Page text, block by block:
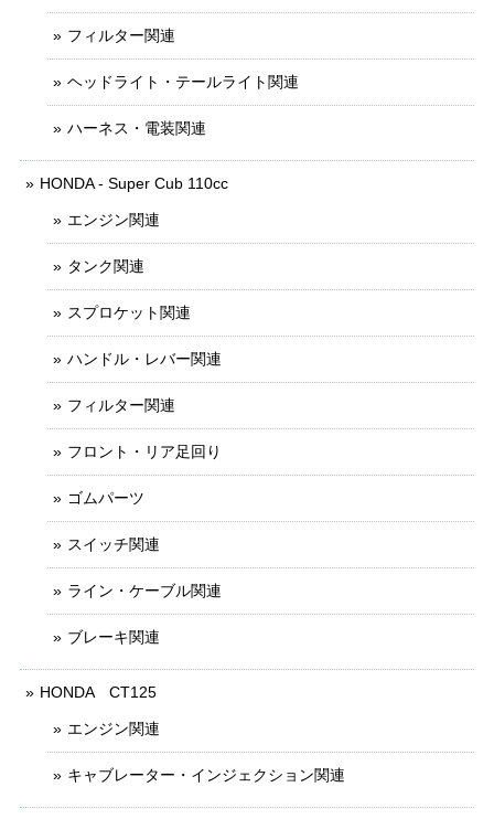
フィルター関連
ヘッドライト・テールライト関連
ハーネス・電装関連
HONDA - Super Cub 110cc
エンジン関連
タンク関連
スプロケット関連
ハンドル・レバー関連
フィルター関連
フロント・リア足回り
ゴムパーツ
スイッチ関連
ライン・ケーブル関連
ブレーキ関連
HONDA CT125
エンジン関連
キャブレーター・インジェクション関連